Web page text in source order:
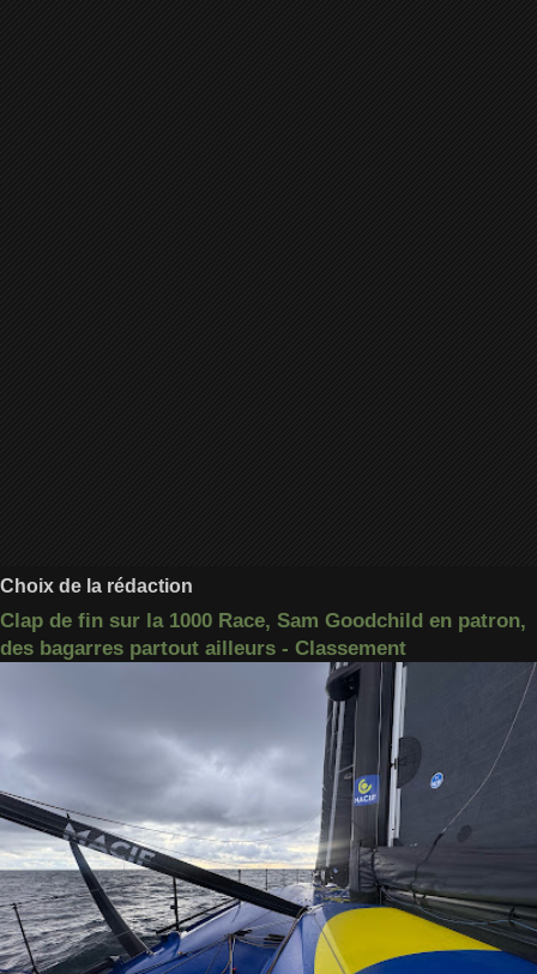
Choix de la rédaction
Clap de fin sur la 1000 Race, Sam Goodchild en patron,
des bagarres partout ailleurs - Classement